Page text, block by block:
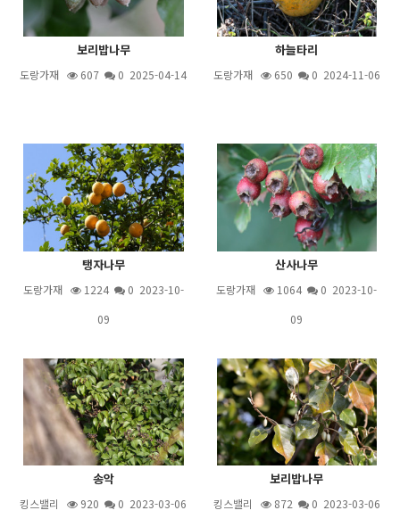
보리밥나무
도랑가재 607 0 2025-04-14
하늘타리
도랑가재 650 0 2024-11-06
탱자나무
도랑가재 1224
0 2023-10-
09
산사나무
도랑가재 1064
0 2023-10-
09
송악
킹스밸리 920 0 2023-03-06
보리밥나무
킹스밸리 872 0 2023-03-06